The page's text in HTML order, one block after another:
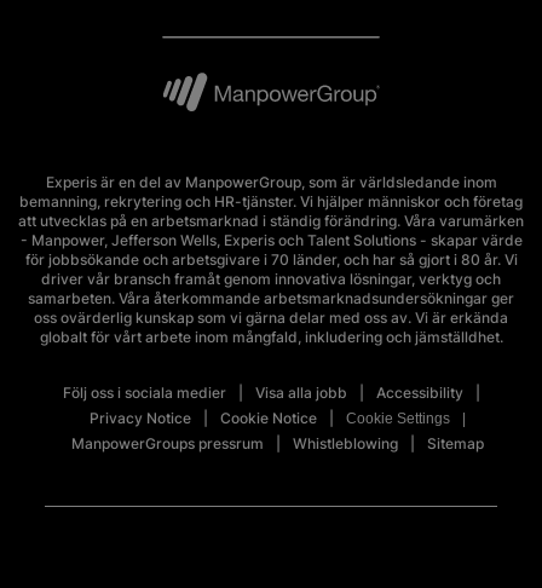
Experis är en del av ManpowerGroup, som är världsledande inom
bemanning, rekrytering och HR-tjänster. Vi hjälper människor och företag
att utvecklas på en arbetsmarknad i ständig förändring. Våra varumärken
- Manpower, Jefferson Wells, Experis och Talent Solutions - skapar värde
för jobbsökande och arbetsgivare i 70 länder, och har så gjort i 80 år. Vi
driver vår bransch framåt genom innovativa lösningar, verktyg och
samarbeten. Våra återkommande arbetsmarknadsundersökningar ger
oss ovärderlig kunskap som vi gärna delar med oss av. Vi är erkända
globalt för vårt arbete inom mångfald, inkludering och jämställdhet.
Följ oss i sociala medier Visa alla jobb
Accessibility
Privacy Notice
Cookie Notice Cookie Settings
ManpowerGroups pressrum Whistleblowing Sitemap